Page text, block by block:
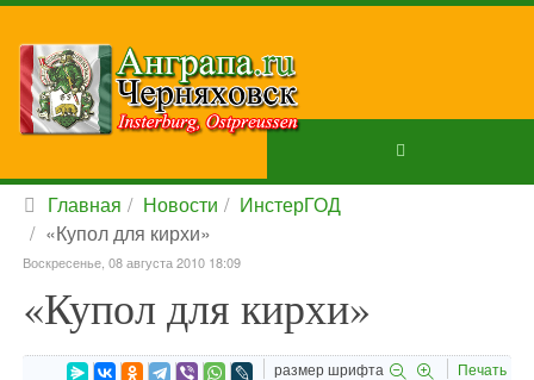
Главная Новости
ИнстерГОД
«Купол для кирхи»
Воскресенье, 08 августа 2010 18:09
«Купол для кирхи»
размер шрифта Печать